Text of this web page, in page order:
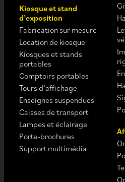
Kiosque et stand
d’exposition
Fabrication sur mesure
Location de kiosque
Kiosques et stands
portables
Comptoirs portables
Tours d’affichage
Enseignes suspendues
Caisses de transport
Lampes et éclairage
Porte-brochures
Support multimédia